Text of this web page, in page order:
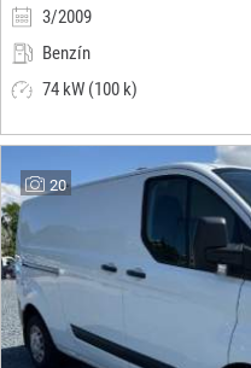
3/2009
Benzín
74 kW (100 k)
20